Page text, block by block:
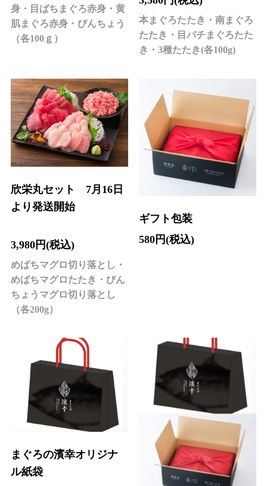
身・目ばちまぐろ赤身・黄
肌まぐろ赤身・びんちょう
（各100ｇ）
本まぐろたたき・南まぐろ
たたき・目バチまぐろたた
き・3種たたき(各100g)
欣栄丸セット 7月16日
より発送開始
3,980円(税込)
めばちマグロ切り落とし・
めばちマグロたたき・びん
ちょうマグロ切り落とし
（各200g）
ギフト包装
580円(税込)
まぐろの濱幸オリジナ
ル紙袋